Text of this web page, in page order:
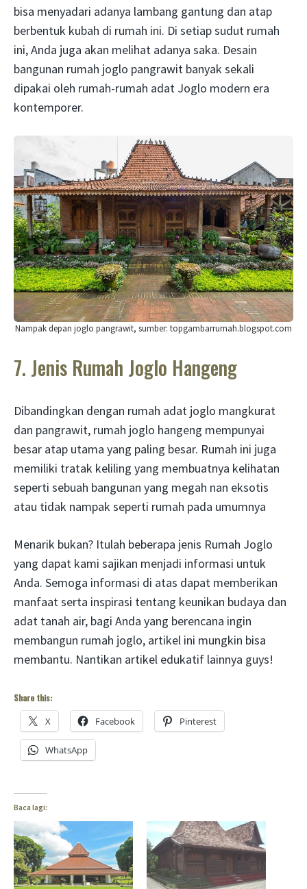
bisa menyadari adanya lambang gantung dan atap
berbentuk kubah di rumah ini. Di setiap sudut rumah
ini, Anda juga akan melihat adanya saka. Desain
bangunan rumah joglo pangrawit banyak sekali
dipakai oleh rumah-rumah adat Joglo modern era
kontemporer.
Nampak depan joglo pangrawit, sumber: topgambarrumah.blogspot.com
7. Jenis Rumah Joglo Hangeng
Dibandingkan dengan rumah adat joglo mangkurat
dan pangrawit, rumah joglo hangeng mempunyai
besar atap utama yang paling besar. Rumah ini juga
memiliki tratak keliling yang membuatnya kelihatan
seperti sebuah bangunan yang megah nan eksotis
atau tidak nampak seperti rumah pada umumnya
Menarik bukan? Itulah beberapa jenis Rumah Joglo
yang dapat kami sajikan menjadi informasi untuk
Anda. Semoga informasi di atas dapat memberikan
manfaat serta inspirasi tentang keunikan budaya dan
adat tanah air, bagi Anda yang berencana ingin
membangun rumah joglo, artikel ini mungkin bisa
membantu. Nantikan artikel edukatif lainnya guys!
Share this:
X Facebook Pinterest
WhatsApp
Baca lagi: